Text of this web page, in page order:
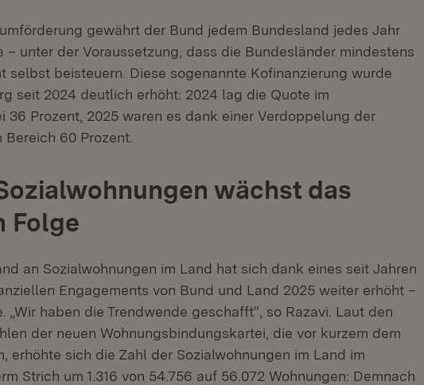
gewährt der Bund jedem Bundesland jedes Jahr
– unter der Voraussetzung, dass die Bundesländer mindestens
selbst beisteuern. Diese sogenannte Kofinanzierung wurde
seit 2024 deutlich erhöht: 2024 lag die Quote im
36 Prozent, 2025 waren es dank einer Verdoppelung der
60 Prozent.
wächst das
Folge
an Sozialwohnungen im Land hat sich dank eines seit Jahren
Engagements von Bund und Land 2025 weiter erhöht –
„Wir haben die Trendwende geschafft“, so Razavi. Laut den
der neuen Wohnungsbindungskartei, die vor kurzem dem
erhöhte sich die Zahl der Sozialwohnungen im Land im
Strich um 1.316 von 54.756 auf 56.072 Wohnungen: Demnach